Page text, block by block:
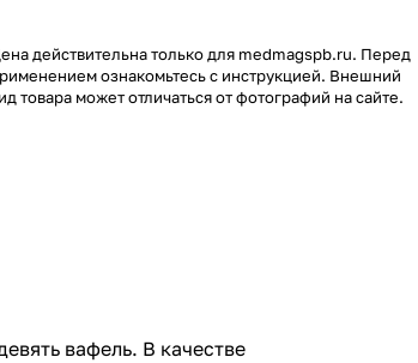
действительна только для medmagspb.ru. Перед
ознакомьтесь с инструкцией. Внешний
товара может отличаться от фотографий на сайте.
вафель. В качестве